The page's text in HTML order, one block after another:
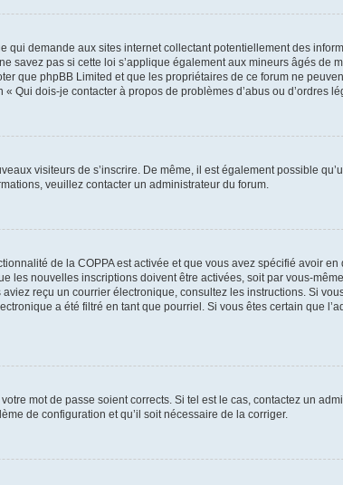
qui demande aux sites internet collectant potentiellement des
pas si cette loi s’applique également aux mineurs âgés de
que phpBB Limited et que les propriétaires de ce forum ne
dois-je contacter à propos de problèmes d’abus ou d’ordres
visiteurs de s’inscrire. De même, il est également possible
veuillez contacter un administrateur du forum.
de la COPPA est activée et que vous avez spécifié avoir en
nouvelles inscriptions doivent être activées, soit par vous-
reçu un courrier électronique, consultez les instructions. Si
a été filtré en tant que pourriel. Si vous êtes certain que
mot de passe soient corrects. Si tel est le cas, contactez un
de configuration et qu’il soit nécessaire de la corriger.